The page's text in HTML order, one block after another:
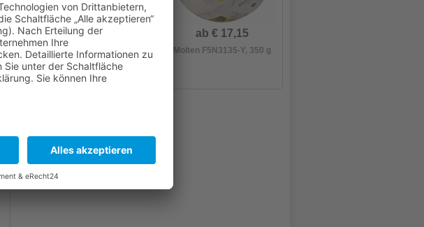
ab € 17,15
Molten F5A3129-O, 290 g
ab € 17,15
Molten F5N3135-Y, 350 g